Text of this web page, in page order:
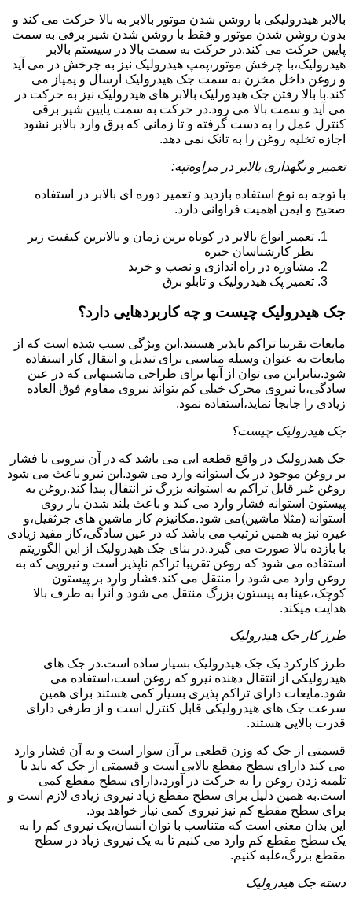
بالابر هیدرولیکی با روشن شدن موتور بالابر به بالا حرکت می کند و
بدون روشن شدن موتور و فقط با روشن شدن شیر برقی به سمت
پایین حرکت می کند.در حرکت به سمت بالا در سیستم بالابر
هیدرولیک،با چرخش موتور،پمپ هیدرولیک نیز به چرخش در می آید
و روغن داخل مخزن به سمت جک هیدرولیک ارسال و پمپاز می
کند.با بالا رفتن جک هیدورلیک بالابر های هیدرولیک نیز به حرکت در
می آید و سمت بالا می رود.در حرکت به سمت پایین شیر برقی
کنترل عمل را به دست گرفته و تا زمانی که برق وارد بالابر نشود
اجازه تخلیه روغن را به تانک نمی دهد.
تعمیر و نگهداری بالابر در مراوه‌تپه:
با توجه به نوع استفاده بازدید و تعمیر دوره ای بالابر در استفاده
صحیح و ایمن اهمیت فراوانی دارد.
تعمیر انواع بالابر در کوتاه ترین زمان و بالاترین کیفیت زیر
نظر کارشناسان خبره
مشاوره در راه اندازی و نصب و خرید
تعمیر پک هیدرولیک و تابلو برق
جک هیدرولیک چیست و چه کاربردهایی دارد؟
مایعات تقریبا تراکم ناپذیر هستند.این ویژگی سبب شده است که از
مایعات به عنوان وسیله مناسبی برای تبدیل و انتقال کار استفاده
شود.بنابراین می توان از آنها برای طراحی ماشینهایی که در عین
سادگی،با نیروی محرک خیلی کم بتواند نیروی مقاوم فوق العاده
زیادی را جابجا نماید،استفاده نمود.
جک هیدرولیک چیست؟
جک هیدرولیک در واقع قطعه ایی می باشد که در آن نیرویی با فشار
بر روغن موجود در یک استوانه وارد می شود.این نیرو باعث می شود
روغن غیر قابل تراکم به استوانه بزرگ تر انتقال پیدا کند.روغن به
پیستون استوانه فشار وارد می کند و باعث بلند شدن بار روی
استوانه (مثلا ماشین)می شود.مکانیزم کار ماشین های جرثقیل،و
غیره نیز به همین ترتیب می باشد که در عین سادگی،کار مفید زیادی
با بازده بالا صورت می گیرد.در بنای جک هیدرولیک از این الگوریتم
استفاده می شود که روغن تقریبا تراکم ناپذیر است و نیرویی که به
روغن وارد می شود را منتقل می کند.فشار وارد بر پیستون
کوچک،عینا به پیستون بزرگ منتقل می شود و آنرا به طرف بالا
هدایت میکند.
طرز کار جک هیدرولیک
طرز کارکرد یک جک هیدرولیک بسیار ساده است.در جک های
هیدرولیکی از انتقال دهنده نیرو که روغن است،استفاده می
شود.مایعات دارای تراکم پذیری بسیار کمی هستند برای همین
سرعت جک های هیدرولیکی قابل کنترل است و از طرفی دارای
قدرت بالایی هستند.
قسمتی از جک که وزن قطعی بر آن سوار است و به آن فشار وارد
می کند دارای سطح مقطع بالایی است و قسمتی از جک که باید با
تلمبه زدن روغن را به حرکت در آورد،دارای سطح مقطع کمی
است.به همین دلیل برای سطح مقطع زیاد نیروی زیادی لازم است و
برای سطح مقطع کم نیز نیروی کمی نیاز خواهد بود.
این بدان معنی است که متناسب با توان انسان،یک نیروی کم را به
یک سطح مقطع کم وارد می کنیم تا به یک نیروی زیاد در سطح
مقطع بزرگ،غلبه کنیم.
دسته جک هیدرولیک